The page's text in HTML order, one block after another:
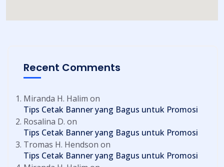
Recent Comments
Miranda H. Halim on
Tips Cetak Banner yang Bagus untuk Promosi
Rosalina D. on
Tips Cetak Banner yang Bagus untuk Promosi
Tromas H. Hendson on
Tips Cetak Banner yang Bagus untuk Promosi